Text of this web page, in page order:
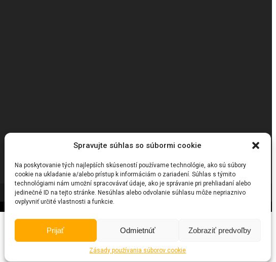
Spravujte súhlas so súbormi cookie
Na poskytovanie tých najlepších skúseností používame technológie, ako sú súbory
cookie na ukladanie a/alebo prístup k informáciám o zariadení. Súhlas s týmito
technológiami nám umožní spracovávať údaje, ako je správanie pri prehliadaní alebo
jedinečné ID na tejto stránke. Nesúhlas alebo odvolanie súhlasu môže nepriaznivo
ovplyvniť určité vlastnosti a funkcie.
Prijať Odmietnúť Zobraziť predvoľby
Zásady používania súborov cookie